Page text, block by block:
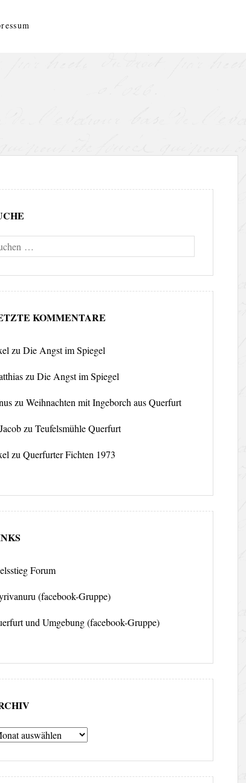
KOMMENTARE
zu Die Angst im Spiegel
zu Die Angst im Spiegel
zu Weihnachten mit Ingeborch aus Querfurt
zu Teufelsmühle Querfurt
zu Querfurter Fichten 1973
Forum
(facebook-Gruppe)
und Umgebung (facebook-Gruppe)